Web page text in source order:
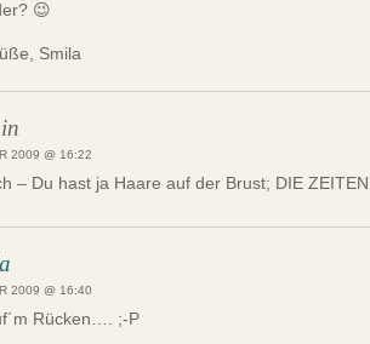
😉
Smila
2009 @ 16:22
– Du hast ja Haare auf der Brust; DIE
2009 @ 16:40
Rücken…. ;-P